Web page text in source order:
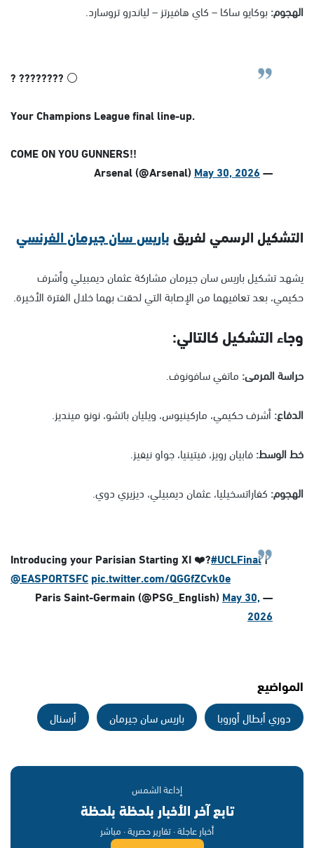
الهجوم:بوكايو ساكا – كاي هافيرتز – لياندرو تروسارد.
? ???????? ⚪️
Your Champions League final line-up.
COME ON YOU GUNNERS!!
— Arsenal (@Arsenal)
May 30, 2026
التشكيل الرسمي لفريقباريس سان جيرمان الفرنسي
يشهد تشكيل باريس سان جيرمان مشاركة عثمان ديمبيلي وأشرف
حكيمي، بعد تعافيهما من الإصابة التي لحقت بهما خلال الفترة الأخيرة.
وجاء التشكيل كالتالي:
حراسة المرمى: ماتفي سافونوف.
الدفاع:أشرف حكيمي، ماركينيوس، ويليان باتشو، نونو مينديز.
خط الوسط:فابيان رويز، فيتينيا، جواو نيفيز.
الهجوم: كفاراتسخيليا، عثمان ديمبيلي، ديزيري دوي.
Introducing your Parisian Starting XI ❤️?#UCLFinal|
@EASPORTSFCpic.twitter.com/QGGfZCvk0e
— Paris Saint-Germain (@PSG_English)
May 30,
2026
المواضيع
دوري أبطال أوروبا باريس سان جيرمان أرسنال
إذاعة الشمس
تابع آخر الأخبار بلحظة بلحظة
أخبار عاجلة · تقارير حصرية · مباشر